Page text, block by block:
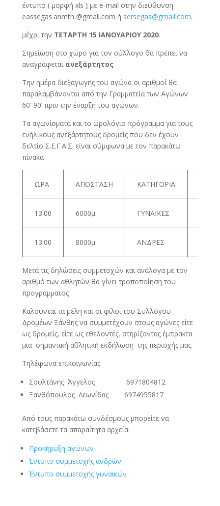
έντυπο ( μορφή xls ) με e-mail στην διεύθυνση
eassegas.anmth @gmail.com ή sersegas@gmail.com.
μέχρι την TETΑΡΤΗ 15 ΙΑΝΟΥΑΡΙΟΥ 2020.
Σημείωση στο χώρο για τον σύλλογο θα πρέπει να
αναγράφεται ανεξάρτητος
Την ημέρα διεξαγωγής του αγώνα οι αριθμοί θα
παραλαμβάνονται από την Γραμματεία των Αγώνων
60’-90’ πριν την έναρξη του αγώνων.
Τα αγωνίσματα και το ωρολόγιο πρόγραμμα για τους
ενήλικους ανεξάρτητους δρομείς που δεν έχουν
δελτίο Σ.Ε.Γ.Α.Σ. είναι σύμφωνα με τον παρακάτω
πίνακα
ΩΡΑ ΑΠΟΣΤΑΣΗ ΚΑΤΗΓΟΡΙΑ
13:00 6000μ. ΓΥΝΑΙΚΕΣ
13:00 8000μ. ΑΝΔΡΕΣ
Μετά τις δηλώσεις συμμετοχών και ανάλογα με τον
αριθμό των αθλητών θα γίνει τροποποίηση του
προγράμματος
Καλούνται τα μέλη και οι φίλοι του Συλλόγου
Δρομέων Ξάνθης να συμμετέχουν στους αγώνες είτε
ως δρομείς, είτε ως εθελοντές, στηρίζοντας έμπρακτα
μια σημαντική αθλητική εκδήλωση της περιοχής μας.
Τηλέφωνα επικοινωνίας:
Σουλτάνης Άγγελος 6971804812
Ξανθόπουλος Λεωνίδας 6974955817
Από τους παρακάτω συνδέσμους μπορείτε να
κατεβάσετε τα απαραίτητα αρχεία:
Προκήρυξη αγώνων
Έντυπο συμμετοχής ανδρών
Έντυπο συμμετοχής γυναικών